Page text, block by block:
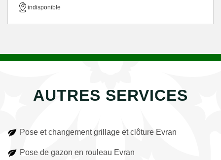
indisponible
AUTRES SERVICES
Pose et changement grillage et clôture Evran
Pose de gazon en rouleau Evran